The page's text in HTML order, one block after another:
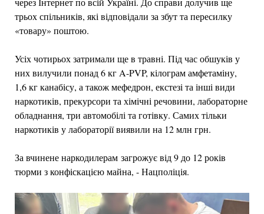
трьох спільників, які відповідали за збут та пересилку
«товару» поштою.
Усіх чотирьох затримали ще в травні. Під час обшуків у
них вилучили понад 6 кг A-PVP, кілограм амфетаміну,
1,6 кг канабісу, а також мефедрон, екстезі та інші види
наркотиків, прекурсори та хімічні речовини, лабораторне
обладнання, три автомобілі та готівку. Самих тільки
наркотиків у лабораторії виявили на 12 млн грн.
За вчинене наркодилерам загрожує від 9 до 12 років
тюрми з конфіскацією майна, - Нацполіція.